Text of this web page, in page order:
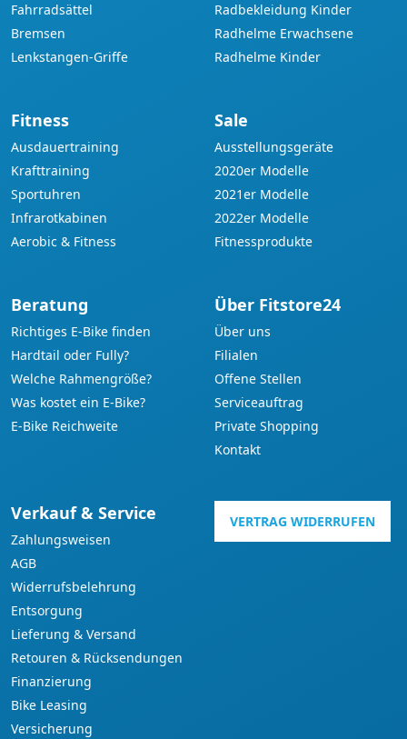
Fahrradsättel
Bremsen
Lenkstangen-Griffe
Radbekleidung Kinder
Radhelme Erwachsene
Radhelme Kinder
Fitness
Ausdauertraining
Krafttraining
Sportuhren
Infrarotkabinen
Aerobic & Fitness
Sale
Ausstellungsgeräte
2020er Modelle
2021er Modelle
2022er Modelle
Fitnessprodukte
Beratung
Richtiges E-Bike finden
Hardtail oder Fully?
Welche Rahmengröße?
Was kostet ein E-Bike?
E-Bike Reichweite
Über Fitstore24
Über uns
Filialen
Offene Stellen
Serviceauftrag
Private Shopping
Kontakt
Verkauf & Service
Zahlungsweisen
AGB
Widerrufsbelehrung
Entsorgung
Lieferung & Versand
Retouren & Rücksendungen
Finanzierung
Bike Leasing
Versicherung
VERTRAG WIDERRUFEN